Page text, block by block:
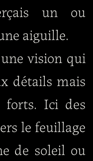
un ou
aiguille.
vision qui
détails mais
forts. Ici des
le feuillage
de soleil ou